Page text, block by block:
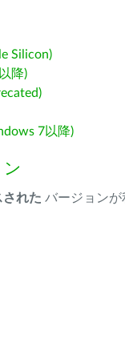
Silicon)
降)
7以降)
された バージョンが